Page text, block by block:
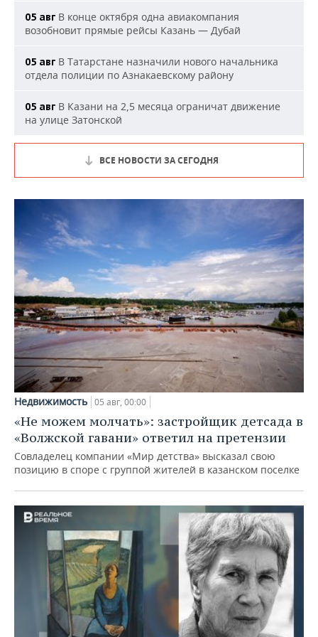
05 авг В конце октября одна авиакомпания
возобновит прямые рейсы Казань — Дубай
05 авг В Татарстане назначили нового начальника
отдела полиции по Азнакаевскому району
05 авг В Казани на 2,5 месяца ограничат движение
на улице Затонской
ВСЕ НОВОСТИ ЗА СЕГОДНЯ
Недвижимость 05 авг, 00:00
«Не можем молчать»: застройщик детсада в
«Волжской гавани» ответил на претензии
Совладелец компании «Мир детства» высказал свою
позицию в споре с группой жителей в казанском поселке